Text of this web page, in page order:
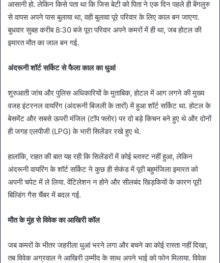
आसानी हो. लेकिन किसे पता था कि जिस बेटी को पिता ने एक दिन पहले ही बेंगलुरु
से वापस अपने पास बुलाया था, वही बुलावा पूरे परिवार के लिए काल बन जाएगा.
बुधवार सुबह करीब 8:30 बजे पूरा परिवार अपने कमरों में ही था, जब होटल की
इमारत मौत का जाल बन गई.
अंदरूनी शॉर्ट सर्किट से फैला काल का धुआं
शुरुआती जांच और पुलिस अधिकारियों के मुताबिक, होटल में आग लगने की मुख्य
वजह इंटरनल वायरिंग (अंदरूनी बिजली के तारों) में हुआ शॉर्ट सर्किट था. होटल के
बेसमेंट और सबसे ऊपरी मंजिल (टॉप फ्लोर) पर दो बड़े किचन बने हुए थे और दोनों
ही जगह एलपीजी (LPG) के भारी सिलेंडर रखे हुए थे.
हालांकि, राहत की बात यह रही कि सिलेंडरों में कोई ब्लास्ट नहीं हुआ, लेकिन
अंदरूनी वायरिंग के शॉर्ट सर्किट ने कुछ ही सेकंड में पूरी बहुमंजिला इमारत को
अपनी चपेट में ले लिया. वेंटिलेशन न होने और सीलबंद खिड़कियों के कारण पूरी
बिल्डिंग गैस चैंबर में बदल गई.
मौत के मुंह से विवेक का आखिरी कॉल
जब कमरों के भीतर जहरीला धुआं भरने लगा और बचने का कोई रास्ता नहीं दिखा,
तब विवेक अग्रवाल ने आखिरी उम्मीद के साथ अपने भाई को फोन मिलाया. विवेक